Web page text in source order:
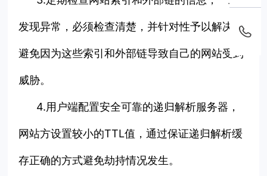
发现异常，必须检查清楚，并针对性予以解决，
避免因为这些索引和外部链导致自己的网站受到
威胁。
4.用户端配置安全可靠的递归解析服务器，
网站方设置较小的TTL值，通过保证递归解析缓
存正确的方式避免劫持情况发生。